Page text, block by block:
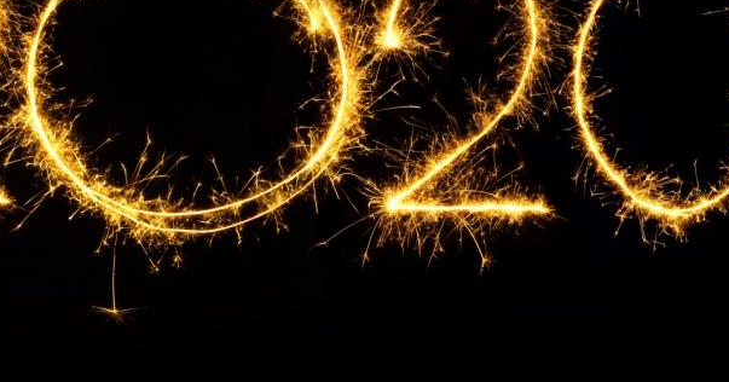
на себя, вы – развивайте бизнес.
за 1 минуту и выставляете счета. Делайте акты, накладные, создавайте прайс лист.